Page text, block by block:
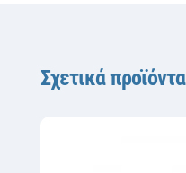
Σχετικά προϊόντα